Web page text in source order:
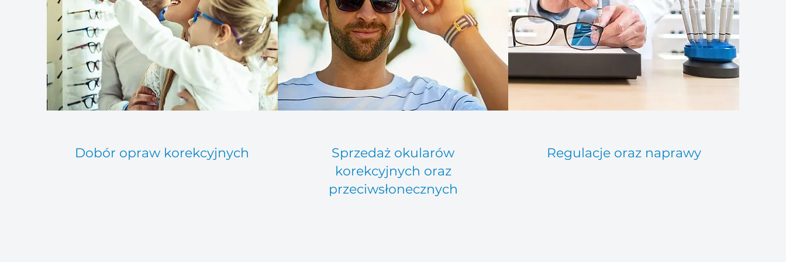
Dobór opraw korekcyjnych
Sprzedaż okularów
korekcyjnych oraz
przeciwsłonecznych
Regulacje oraz naprawy